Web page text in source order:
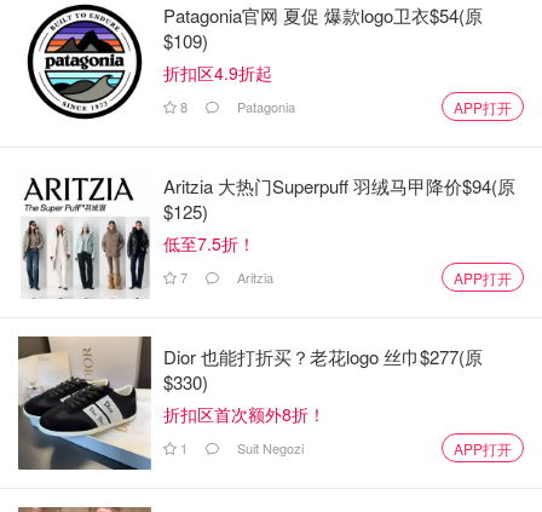
Patagonia官网 夏促 爆款logo卫衣$54(原
$109)
折扣区4.9折起
8 Patagonia APP打开
Aritzia 大热门Superpuff 羽绒马甲降价$94(原
$125)
低至7.5折！
7 Aritzia APP打开
Dior 也能打折买？老花logo 丝巾$277(原
$330)
折扣区首次额外8折！
1 Suit Negozi APP打开